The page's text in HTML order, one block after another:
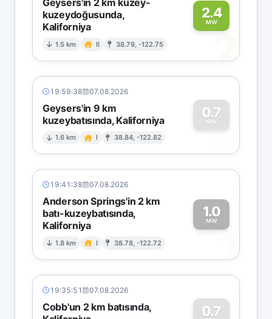
kuzeydoğusunda,
Kaliforniya
1.5 km II 38.79, -122.75
2.4
MW
2
19:59:38 07.08.2026
Geysers'in 9 km
kuzeybatısında, Kaliforniya
1.6 km I 38.84, -122.82
0.7
MW
0
19:41:38 07.08.2026
Anderson Springs'in 2 km
batı-kuzeybatısında,
Kaliforniya
1.8 km I 38.78, -122.72
1.0
MW
1
19:35:51 07.08.2026
Cobb'un 2 km batısında,
0.7